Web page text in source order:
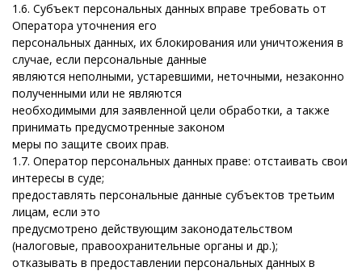
1.6. Субъект персональных данных вправе требовать от
Оператора уточнения его
персональных данных, их блокирования или уничтожения в
случае, если персональные данные
являются неполными, устаревшими, неточными, незаконно
полученными или не являются
необходимыми для заявленной цели обработки, а также
принимать предусмотренные законом
меры по защите своих прав.
1.7. Оператор персональных данных праве: отстаивать свои
интересы в суде;
предоставлять персональные данные субъектов третьим
лицам, если это
предусмотрено действующим законодательством
(налоговые, правоохранительные органы и др.);
отказывать в предоставлении персональных данных в